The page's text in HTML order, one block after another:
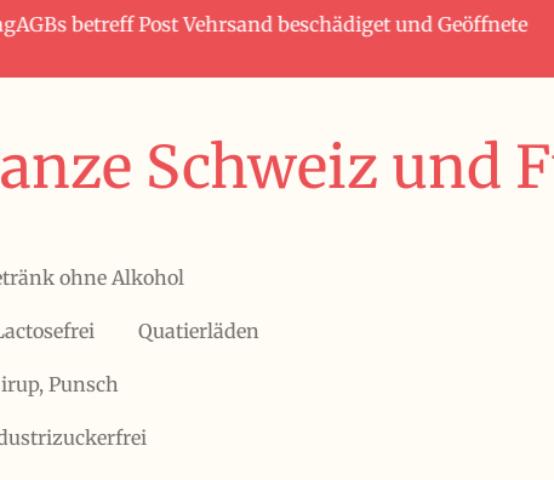
betreff Post Vehrsand beschädiget und Geöffnete
ohne Alkohol
Quatierläden
Punsch